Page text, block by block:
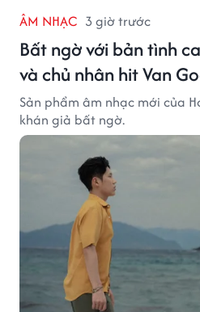
ÂM NHẠC 3 giờ trước
Bất ngờ với bản tình
và chủ nhân hit Van
Sản phẩm âm nhạc mới của
khán giả bất ngờ.